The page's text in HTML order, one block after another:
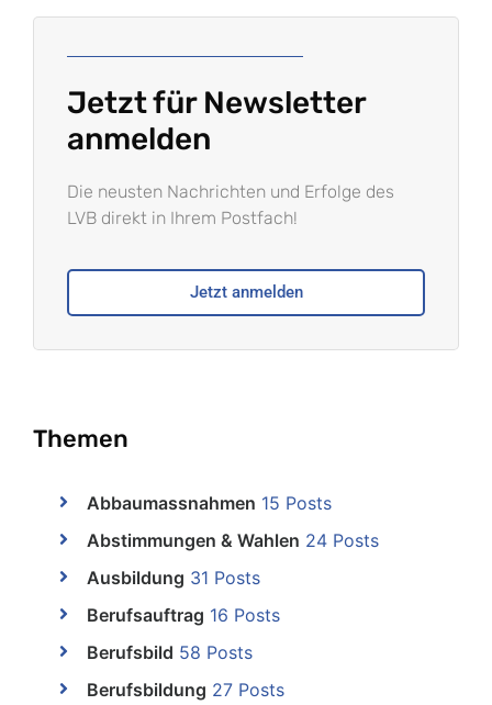
Jetzt für Newsletter
anmelden
Die neusten Nachrichten und Erfolge des
LVB direkt in Ihrem Postfach!
Jetzt anmelden
Themen
Abbaumassnahmen 15 Posts
Abstimmungen & Wahlen 24 Posts
Ausbildung 31 Posts
Berufsauftrag 16 Posts
Berufsbild 58 Posts
Berufsbildung 27 Posts